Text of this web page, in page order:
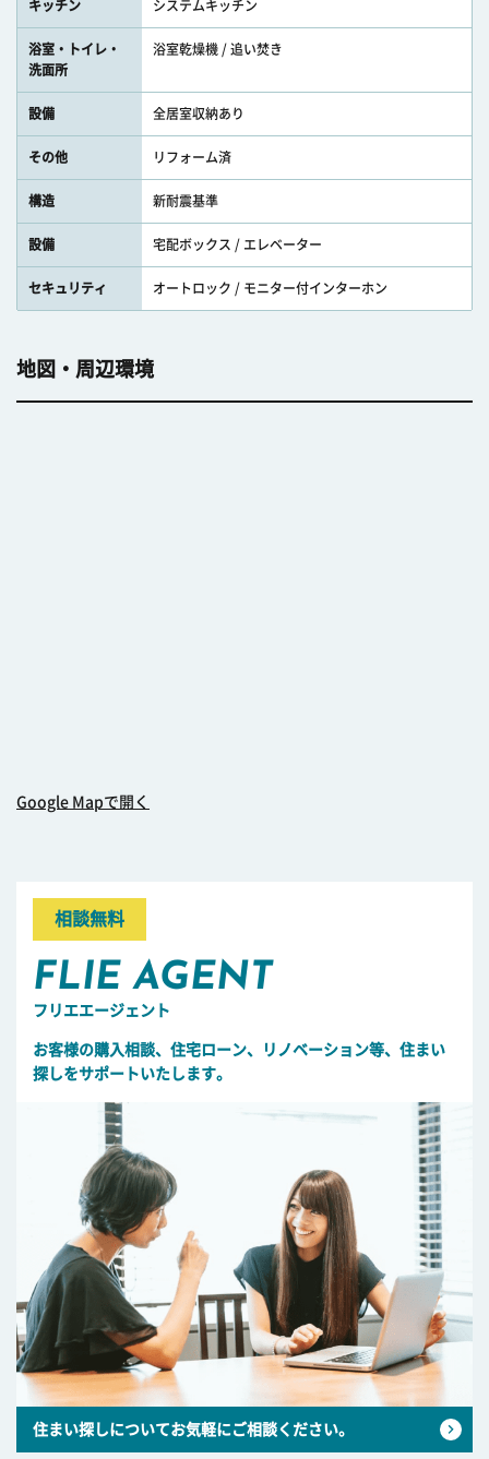
キッチン システムキッチン
浴室・トイレ・
洗面所
浴室乾燥機 / 追い焚き
設備 全居室収納あり
その他 リフォーム済
構造 新耐震基準
設備 宅配ボックス / エレベーター
セキュリティ オートロック / モニター付インターホン
地図・周辺環境
Google Mapで開く
相談無料
FLIE AGENT
フリエエージェント
お客様の購入相談、住宅ローン、リノベーション等、住まい
探しをサポートいたします。
住まい探しについてお気軽にご相談ください。